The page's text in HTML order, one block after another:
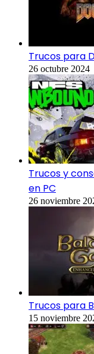
Trucos para
26 octubre 2024
Trucos y
en PC
26 noviembre
Trucos para
15 noviembre